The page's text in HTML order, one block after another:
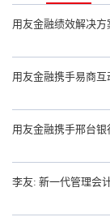
用友金融绩效解决
用友金融携手易商
用友金融携手邢台